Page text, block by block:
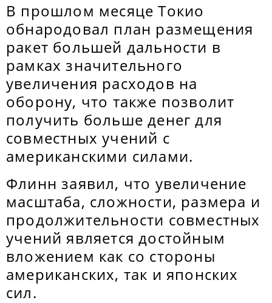
В прошлом месяце Токио
обнародовал план размещения
ракет большей дальности в
рамках значительного
увеличения расходов на
оборону, что также позволит
получить больше денег для
совместных учений с
американскими силами.
Флинн заявил, что увеличение
масштаба, сложности, размера и
продолжительности совместных
учений является достойным
вложением как со стороны
американских, так и японских
сил.